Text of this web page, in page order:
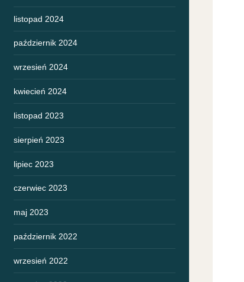
listopad 2024
październik 2024
wrzesień 2024
kwiecień 2024
listopad 2023
sierpień 2023
lipiec 2023
czerwiec 2023
maj 2023
październik 2022
wrzesień 2022